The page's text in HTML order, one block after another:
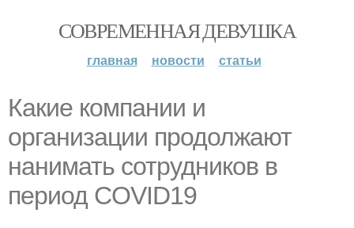
СОВРЕМЕННАЯ ДЕВУШКА
главная новости статьи
Какие компании и
организации продолжают
нанимать сотрудников в
период COVID19